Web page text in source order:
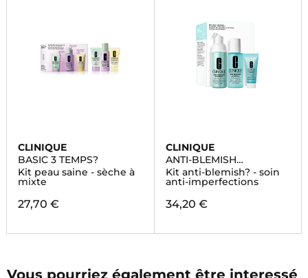
CLINIQUE
BASIC 3 TEMPS?
Kit peau saine - sèche à
mixte
27,70 €
CLINIQUE
ANTI-BLEMISH
SOLUTIONS
Kit anti-blemish? - soin
anti-imperfections
34,20 €
Vous pourriez également être interessé